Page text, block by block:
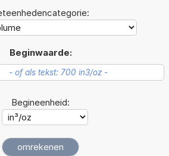
Beginwaarde:
Begineenheid: